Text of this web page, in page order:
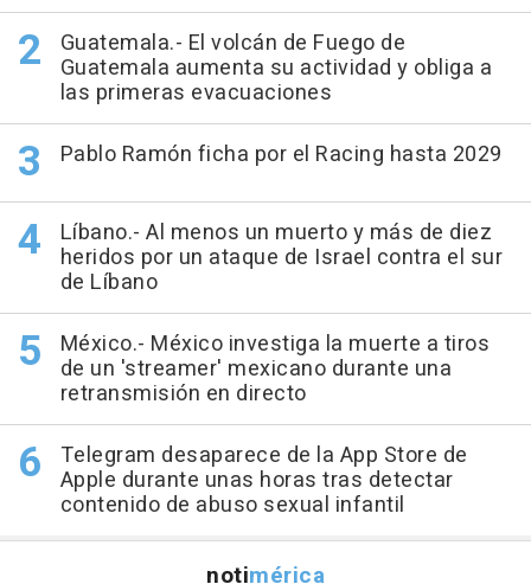
Guatemala.- El volcán de Fuego de
Guatemala aumenta su actividad y obliga a
las primeras evacuaciones
Pablo Ramón ficha por el Racing hasta 2029
Líbano.- Al menos un muerto y más de diez
heridos por un ataque de Israel contra el sur
de Líbano
México.- México investiga la muerte a tiros
de un 'streamer' mexicano durante una
retransmisión en directo
Telegram desaparece de la App Store de
Apple durante unas horas tras detectar
contenido de abuso sexual infantil
notimérica